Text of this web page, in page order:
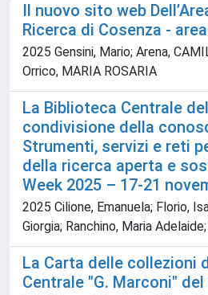
Il nuovo sito web
Ricerca di Cosenza -
2025 Gensini, Mario; Arena,
Orrico, MARIA ROSARIA
La Biblioteca Centrale
condivisione della
Strumenti, servizi e reti
della ricerca aperta e
Week 2025 – 17-21
2025 Cilione, Emanuela; Florio,
Giorgia; Ranchino, Maria
La Carta delle collezioni
Centrale "G. Marconi" del